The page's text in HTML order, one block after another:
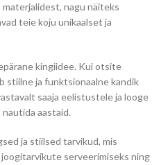
nagu näiteks
teie koju unikaalset ja
kingiidee. Kui otsite
stiilne ja funktsionaalne kandik
saaja eelistustele ja looge
nautida aastaid.
ja stiilsed tarvikud, mis
serveerimiseks ning